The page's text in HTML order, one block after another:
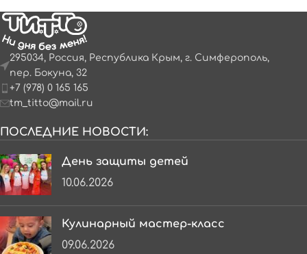
295034, Россия, Республика Крым, г. Симферополь,
пер. Бокуна, 32
+7 (978) 0 165 165
tm_titto@mail.ru
ПОСЛЕДНИЕ НОВОСТИ:
День защиты детей
10.06.2026
Кулинарный мастер-класс
09.06.2026